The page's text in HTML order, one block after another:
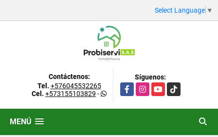
Select Language ▼
Contáctenos:
Tel. +576045532265
Cel. +573155103829 -
Síguenos:
FacebookInstagramYouTubeTikTok
MENÚ